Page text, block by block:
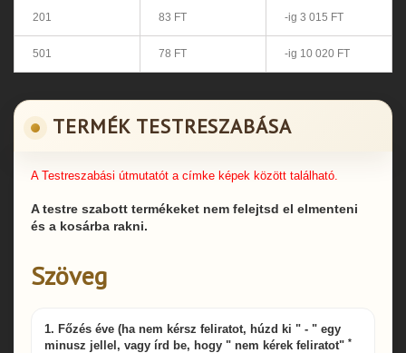
201 83 FT -ig 3 015 FT
501 78 FT -ig 10 020 FT
TERMÉK TESTRESZABÁSA
A Testreszabási útmutatót a címke képek között található.
A testre szabott termékeket nem felejtsd el elmenteni
és a kosárba rakni.
Szöveg
1. Főzés éve (ha nem kérsz feliratot, húzd ki " - " egy
minusz jellel, vagy írd be, hogy " nem kérek feliratot" *